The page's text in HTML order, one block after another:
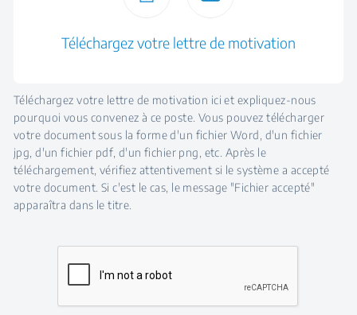
Téléchargez votre lettre de motivation
Téléchargez votre lettre de motivation ici et expliquez-nous
pourquoi vous convenez à ce poste. Vous pouvez télécharger
votre document sous la forme d'un fichier Word, d'un fichier
jpg, d'un fichier pdf, d'un fichier png, etc. Après le
téléchargement, vérifiez attentivement si le système a accepté
votre document. Si c'est le cas, le message "Fichier accepté"
apparaîtra dans le titre.